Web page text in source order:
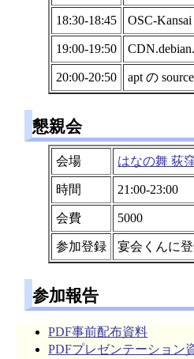
18:30-18:45 OSC-
19:00-19:50
20:00-20:50 apt の
懇親会
会場 はなの舞 荻
時間 21:00-23:00
会費 5000
参加登録 宴会くんに
参加報告
PDF事前配布資料
PDFプレゼンテーション